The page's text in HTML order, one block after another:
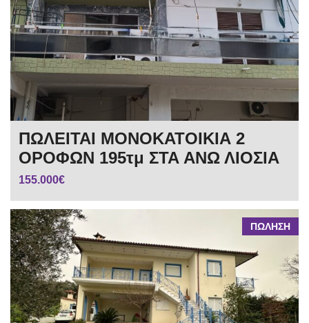
ΠΩΛΕΙΤΑΙ ΜΟΝΟΚΑΤΟΙΚΙΑ 2
ΟΡΟΦΩΝ 195τμ ΣΤΑ ΑΝΩ ΛΙΟΣΙΑ
155.000€
ΠΩΛΗΣΗ